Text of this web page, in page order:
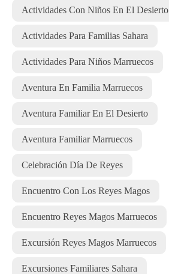
Actividades Con Niños En El Desierto
Actividades Para Familias Sahara
Actividades Para Niños Marruecos
Aventura En Familia Marruecos
Aventura Familiar En El Desierto
Aventura Familiar Marruecos
Celebración Día De Reyes
Encuentro Con Los Reyes Magos
Encuentro Reyes Magos Marruecos
Excursión Reyes Magos Marruecos
Excursiones Familiares Sahara